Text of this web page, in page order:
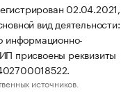
02.04.2021,
вид деятельности:
информационно-
присвоены реквизиты
источников.